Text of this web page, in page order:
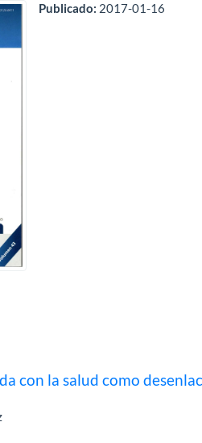
Publicado: 2017-01-16
con la salud como